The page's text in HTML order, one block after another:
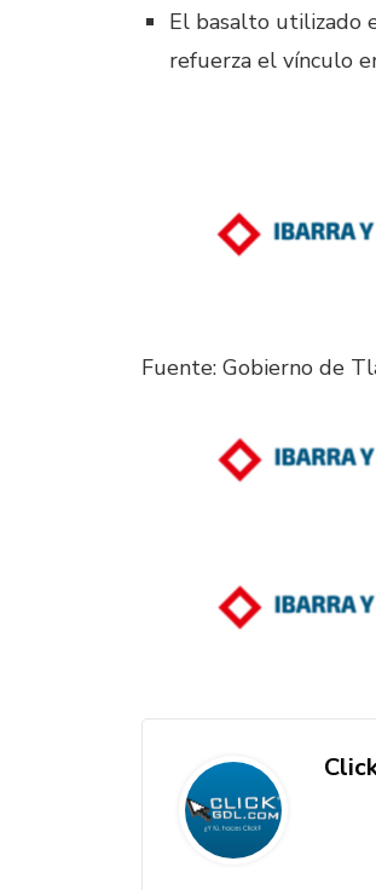
El basalto utilizado
refuerza el vínculo
Fuente: Gobierno de